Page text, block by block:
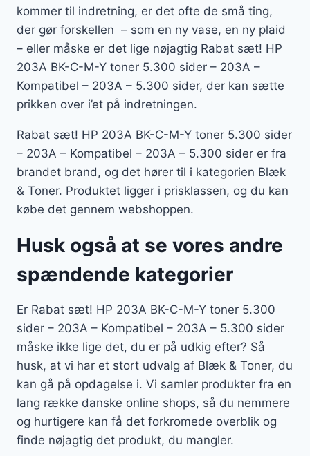
kommer til indretning, er det ofte de små ting,
der gør forskellen – som en ny vase, en ny plaid
– eller måske er det lige nøjagtig Rabat sæt! HP
203A BK-C-M-Y toner 5.300 sider – 203A –
Kompatibel – 203A – 5.300 sider, der kan sætte
prikken over i’et på indretningen.
Rabat sæt! HP 203A BK-C-M-Y toner 5.300 sider
– 203A – Kompatibel – 203A – 5.300 sider er fra
brandet brand, og det hører til i kategorien Blæk
& Toner. Produktet ligger i prisklassen, og du kan
købe det gennem webshoppen.
Husk også at se vores andre
spændende kategorier
Er Rabat sæt! HP 203A BK-C-M-Y toner 5.300
sider – 203A – Kompatibel – 203A – 5.300 sider
måske ikke lige det, du er på udkig efter? Så
husk, at vi har et stort udvalg af Blæk & Toner, du
kan gå på opdagelse i. Vi samler produkter fra en
lang række danske online shops, så du nemmere
og hurtigere kan få det forkromede overblik og
finde nøjagtig det produkt, du mangler.